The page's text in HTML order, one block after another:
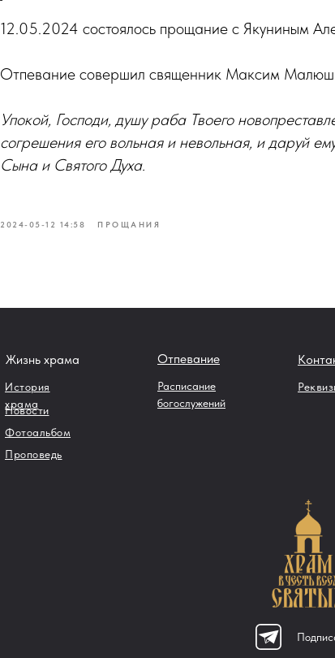
12.05.2024 состоялось прощание с Якуниным
Отпевание совершил священник Максим
Упокой, Господи, душу раба Твоего
согрешения его вольная и невольная, и даруй
Сына и Святого Духа.
2024-05-12 14:58 ПРОЩАНИЯ
Жизнь храма
Проповедь
История
храма
Новости
Фотоальбом
Расписание
богослужений
Отпевание